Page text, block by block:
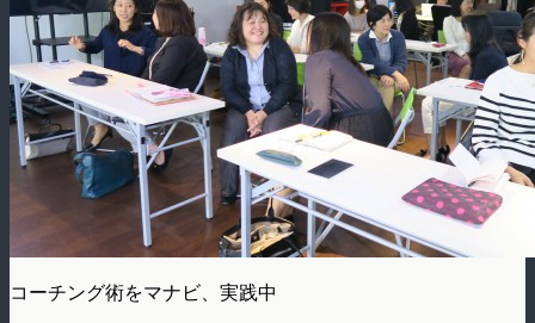
コーチング術をマナビ、実践中